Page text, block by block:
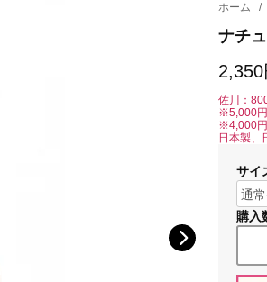
ホーム /
ナチ
佐川：
※5,000
※4,000円
日本製、
サイ
購入